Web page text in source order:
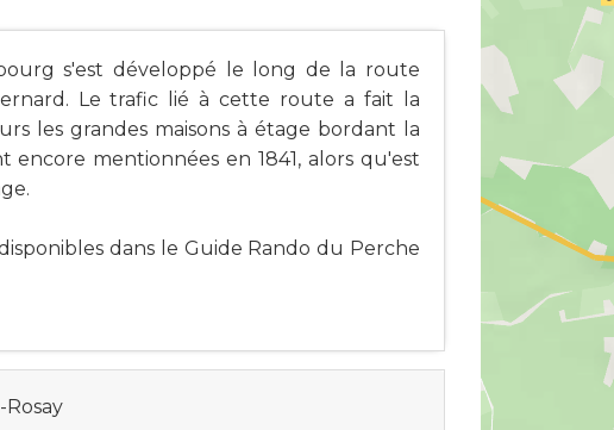
s'est développé le long de la route
Le trafic lié à cette route a fait la
les grandes maisons à étage bordant la
encore mentionnées en 1841, alors qu'est
dans le Guide Rando du Perche